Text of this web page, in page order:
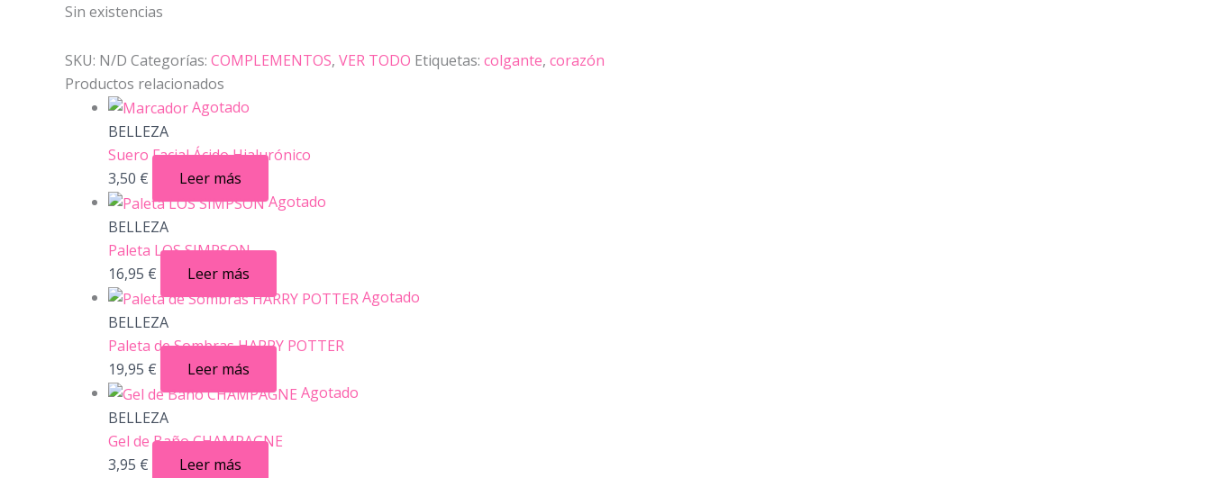
Sin existencias
SKU: N/D Categorías: COMPLEMENTOS, VER TODO Etiquetas: colgante, corazón
Productos relacionados
Agotado
BELLEZA
Suero Facial Ácido Hialurónico
3,50 €
Leer más
Agotado
BELLEZA
Paleta LOS SIMPSON
16,95 €
Leer más
Agotado
BELLEZA
Paleta de Sombras HARRY POTTER
19,95 €
Leer más
Agotado
BELLEZA
Gel de Baño CHAMPAGNE
3,95 € Leer más